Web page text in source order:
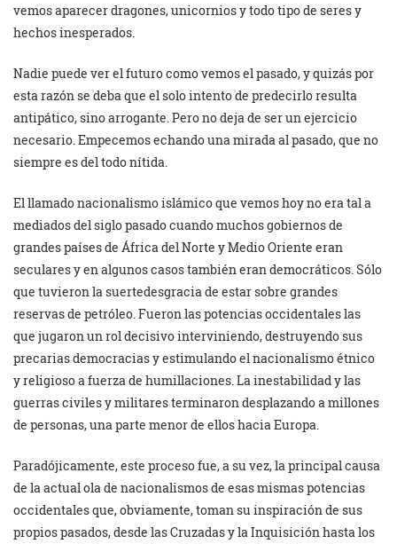
vemos aparecer dragones, unicornios y todo tipo de seres y
hechos inesperados.
Nadie puede ver el futuro como vemos el pasado, y quizás por
esta razón se deba que el solo intento de predecirlo resulta
antipático, sino arrogante. Pero no deja de ser un ejercicio
necesario. Empecemos echando una mirada al pasado, que no
siempre es del todo nítida.
El llamado nacionalismo islámico que vemos hoy no era tal a
mediados del siglo pasado cuando muchos gobiernos de
grandes países de África del Norte y Medio Oriente eran
seculares y en algunos casos también eran democráticos. Sólo
que tuvieron la suertedesgracia de estar sobre grandes
reservas de petróleo. Fueron las potencias occidentales las
que jugaron un rol decisivo interviniendo, destruyendo sus
precarias democracias y estimulando el nacionalismo étnico
y religioso a fuerza de humillaciones. La inestabilidad y las
guerras civiles y militares terminaron desplazando a millones
de personas, una parte menor de ellos hacia Europa.
Paradójicamente, este proceso fue, a su vez, la principal causa
de la actual ola de nacionalismos de esas mismas potencias
occidentales que, obviamente, toman su inspiración de sus
propios pasados, desde las Cruzadas y la Inquisición hasta los